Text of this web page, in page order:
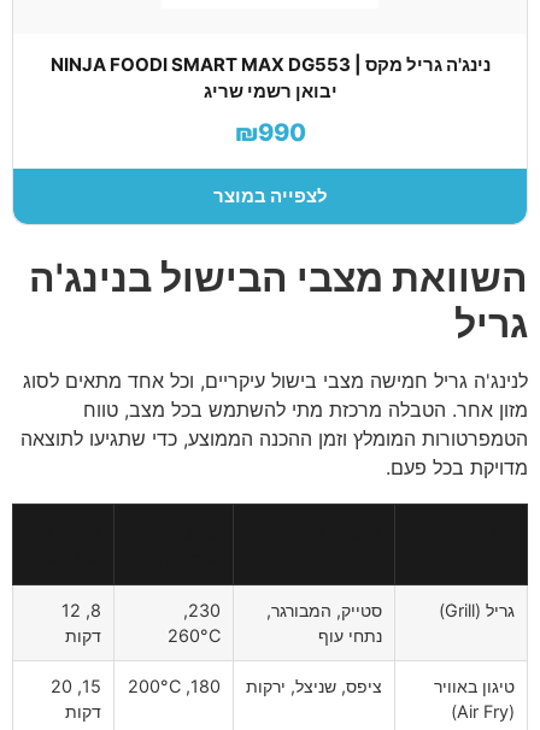
נינג'ה גריל מקס | NINJA FOODI SMART MAX DG553
יבואן רשמי שריג
₪990
לצפייה במוצר
השוואת מצבי הבישול בנינג'ה
גריל
לנינג'ה גריל חמישה מצבי בישול עיקריים, וכל אחד מתאים לסוג
מזון אחר. הטבלה מרכזת מתי להשתמש בכל מצב, טווח
הטמפרטורות המומלץ וזמן ההכנה הממוצע, כדי שתגיעו לתוצאה
מדויקת בכל פעם.
גריל (Grill)
סטייק, המבורגר,
נתחי עוף
230,
260°C
8, 12
דקות
טיגון באוויר
(Air Fry)
ציפס, שניצל, ירקות 180, 200°C
15, 20
דקות